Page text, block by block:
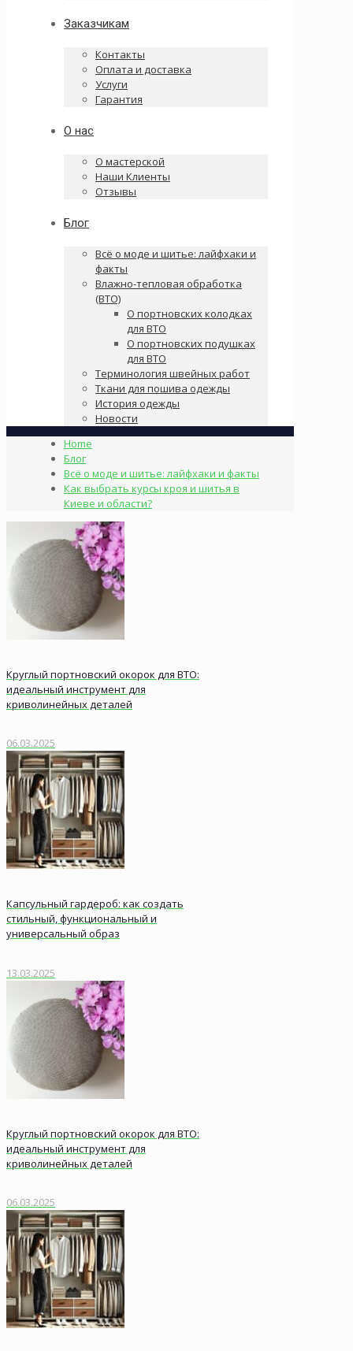
Заказчикам
Контакты
Оплата и доставка
Услуги
Гарантия
О нас
О мастерской
Наши Клиенты
Отзывы
Блог
Всё о моде и шитье: лайфхаки и
факты
Влажно-тепловая обработка
(ВТО)
О портновских колодках
для ВТО
О портновских подушках
для ВТО
Терминология швейных работ
Ткани для пошива одежды
История одежды
Новости
Home
Блог
Всё о моде и шитье: лайфхаки и факты
Как выбрать курсы кроя и шитья в
Киеве и области?
Круглый портновский окорок для ВТО:
идеальный инструмент для
криволинейных деталей
06.03.2025
Капсульный гардероб: как создать
стильный, функциональный и
универсальный образ
13.03.2025
Круглый портновский окорок для ВТО:
идеальный инструмент для
криволинейных деталей
06.03.2025